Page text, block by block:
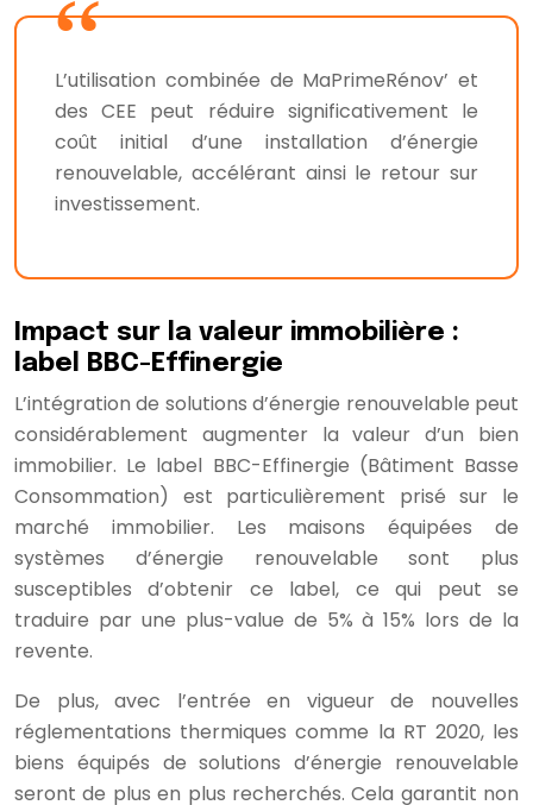
L’utilisation combinée de MaPrimeRénov’ et
des CEE peut réduire significativement le
coût initial d’une installation d’énergie
renouvelable, accélérant ainsi le retour sur
investissement.
Impact sur la valeur immobilière :
label BBC-Effinergie
L’intégration de solutions d’énergie renouvelable peut
considérablement augmenter la valeur d’un bien
immobilier. Le label BBC-Effinergie (Bâtiment Basse
Consommation) est particulièrement prisé sur le
marché immobilier. Les maisons équipées de
systèmes d’énergie renouvelable sont plus
susceptibles d’obtenir ce label, ce qui peut se
traduire par une plus-value de 5% à 15% lors de la
revente.
De plus, avec l’entrée en vigueur de nouvelles
réglementations thermiques comme la RT 2020, les
biens équipés de solutions d’énergie renouvelable
seront de plus en plus recherchés. Cela garantit non